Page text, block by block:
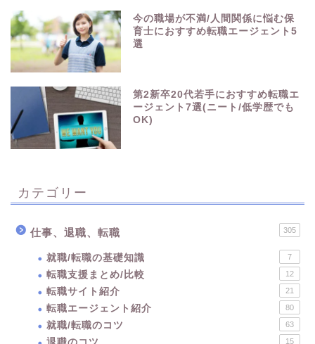
今の職場が不満/人間関係に悩む保
育士におすすめ転職エージェント5
選
第2新卒20代若手におすすめ転職エ
ージェント7選(ニート/低学歴でも
OK)
カテゴリー
仕事、退職、転職 305
就職/転職の基礎知識 7
転職支援まとめ/比較 12
転職サイト紹介 21
転職エージェント紹介 80
就職/転職のコツ 63
15